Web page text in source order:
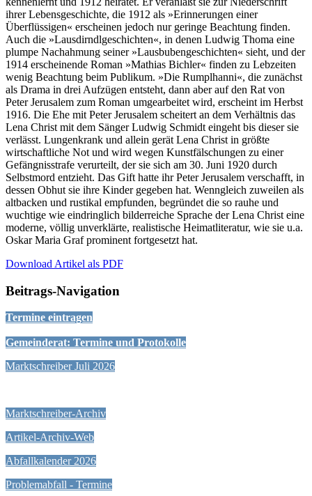
ihrer Lebensgeschichte, die 1912 als »Erinnerungen einer
Überflüssigen« erscheinen jedoch nur geringe Beachtung finden.
Auch die »Lausdirndlgeschichten«, in denen Ludwig Thoma eine
plumpe Nachahmung seiner »Lausbubengeschichten« sieht, und der
1914 erscheinende Roman »Mathias Bichler« finden zu Lebzeiten
wenig Beachtung beim Publikum. »Die Rumplhanni«, die zunächst
als Drama in drei Aufzügen entsteht, dann aber auf den Rat von
Peter Jerusalem zum Roman umgearbeitet wird, erscheint im Herbst
1916. Die Ehe mit Peter Jerusalem scheitert an dem Verhältnis das
Lena Christ mit dem Sänger Ludwig Schmidt eingeht bis dieser sie
verlässt. Lungenkrank und allein gerät Lena Christ in größte
wirtschaftliche Not und wird wegen Kunstfälschungen zu einer
Gefängnisstrafe verurteilt, der sie sich am 30. Juni 1920 durch
Selbstmord entzieht. Das Gift hatte ihr Peter Jerusalem verschafft, in
dessen Obhut sie ihre Kinder gegeben hat. Wenngleich zuweilen als
altbacken und rustikal empfunden, begründet die so rauhe und
wuchtige wie eindringlich bilderreiche Sprache der Lena Christ eine
moderne, völlig unverklärte, realistische Heimatliteratur, wie sie u.a.
Oskar Maria Graf prominent fortgesetzt hat.
Download Artikel als PDF
Beitrags-Navigation
Termine eintragen
Gemeinderat: Termine und Protokolle
Marktschreiber Juli 2026
Marktschreiber-Archiv
Artikel-Archiv-Web
Abfallkalender 2026
Problemabfall - Termine